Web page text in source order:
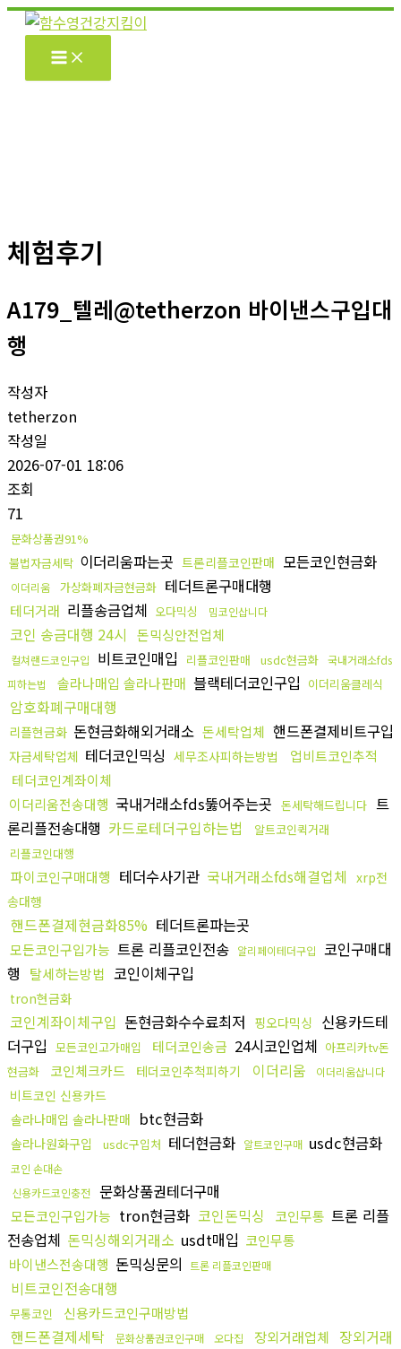
콘
체험후기
A179_텔레@tetherzon 바이낸스구입대
행
작성자
tetherzon
작성일
2026-07-01 18:06
조회
71
문화상품권91%
불법자금세탁 이더리움파는곳 트론리플코인판매 모든코인현금화
이더리움 가상화폐자금현금화 테더트론구매대행
테더거래 리플송금업체 오다믹싱 밈코인삽니다
코인 송금대행 24시 돈믹싱안전업체
컬쳐랜드코인구입 비트코인매입 리플코인판매 usdc현금화 국내거래소fds
피하는법
솔라나매입 솔라나판매 블랙테더코인구입 이더리움클레식
암호화폐구매대행
리플현금화 돈현금화해외거래소 돈세탁업체 핸드폰결제비트구입
자금세탁업체 테더코인믹싱 세무조사피하는방법
업비트코인추적
테더코인계좌이체
이더리움전송대행 국내거래소fds뚫어주는곳 돈세탁해드립니다 트
론리플전송대행 카드로테더구입하는법
알트코인퀵거래
리플코인대행
파이코인구매대행 테더수사기관 국내거래소fds해결업체 xrp전
송대행
핸드폰결제현금화85% 테더트론파는곳
모든코인구입가능 트론 리플코인전송 알리페이테더구입 코인구매대
행
탈세하는방법 코인이체구입
tron현금화
코인계좌이체구입 돈현금화수수료최저 핑오다믹싱 신용카드테
더구입 모든코인고가매입 테더코인송금 24시코인업체 아프리카tv돈
현금화
코인체크카드 테더코인추척피하기 이더리움 이더리움삽니다
비트코인 신용카드
솔라나매입 솔라나판매 btc현금화
솔라나원화구입 usdc구입처 테더현금화 알트코인구매 usdc현금화
코인 손대손
신용카드코인충전 문화상품권테더구매
모든코인구입가능 tron현금화 코인돈믹싱 코인무통 트론 리플
전송업체 돈믹싱해외거래소 usdt매입 코인무통
바이낸스전송대행 돈믹싱문의 트론 리플코인판매
비트코인전송대행
무통코인 신용카드코인구매방법
핸드폰결제세탁 문화상품권코인구매 오다집 장외거래업체
장외거래